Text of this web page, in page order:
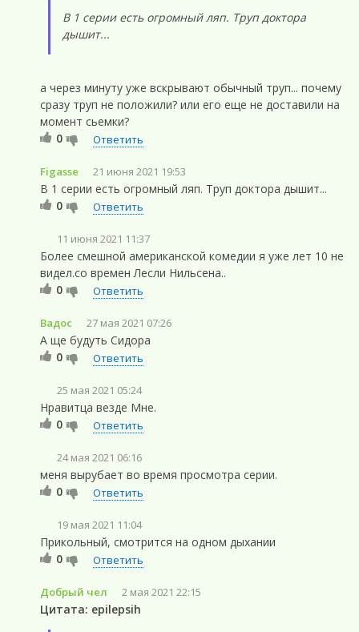
В 1 серии есть огромный ляп. Труп доктора
дышит...
а через минуту уже вскрывают обычный труп... почему
сразу труп не положили? или его еще не доставили на
момент сьемки?
0
Ответить
Figasse 21 июня 2021 19:53
В 1 серии есть огромный ляп. Труп доктора дышит...
0
Ответить
11 июня 2021 11:37
Более смешной американской комедии я уже лет 10 не
видел.со времен Лесли Нильсена..
0
Ответить
Вадос 27 мая 2021 07:26
А ще будуть Сидора
0
Ответить
25 мая 2021 05:24
Нравитца везде Мне.
0
Ответить
24 мая 2021 06:16
меня вырубает во время просмотра серии.
0
Ответить
19 мая 2021 11:04
Прикольный, смотрится на одном дыхании
0
Ответить
Добрый чел 2 мая 2021 22:15
Цитата: epilepsih